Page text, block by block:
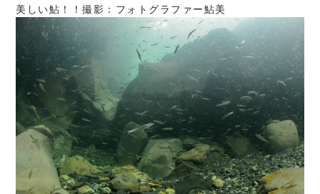
美しい鮎！！撮影：フォトグラファー鮎美